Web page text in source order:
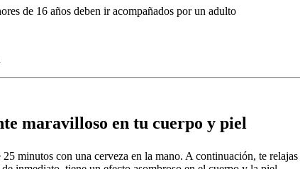
de 16 años deben ir acompañados por un adulto
maravilloso en tu cuerpo y piel
minutos con una cerveza en la mano. A continuación, te